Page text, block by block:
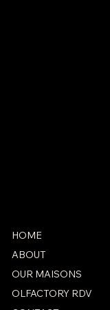
HOME
ABOUT
OUR MAISONS
OLFACTORY RDV